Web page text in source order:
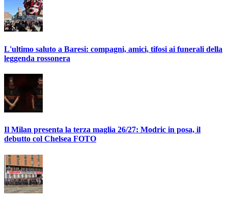
L'ultimo saluto a Baresi: compagni, amici, tifosi ai funerali della
leggenda rossonera
Il Milan presenta la terza maglia 26/27: Modric in posa, il
debutto col Chelsea FOTO